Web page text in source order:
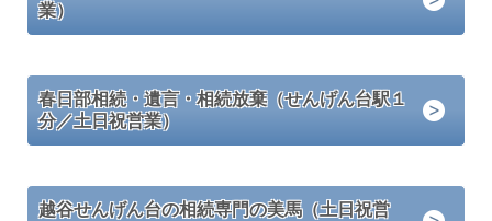
業）
春日部相続・遺言・相続放棄（せんげん台駅１
分／土日祝営業）
越谷せんげん台の相続専門の美馬（土日祝営